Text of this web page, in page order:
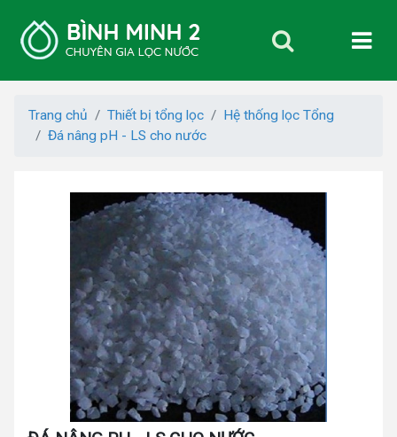
Trang chủ Thiết bị tổng lọc
Hệ thống lọc Tổng
Đá nâng pH - LS cho nước